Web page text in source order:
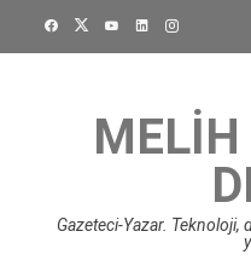
Gazeteci-Yazar. Teknoloji,